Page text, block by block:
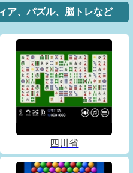
ア、パズル、脳トレなど
四川省